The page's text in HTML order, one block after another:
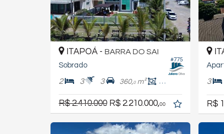
#775
ITAPOÁ - BARRA DO SAI
Sobrado
2 3 3 360,0m² 132,
R$ 2.410.000 R$ 2.210.000,00
3
R$